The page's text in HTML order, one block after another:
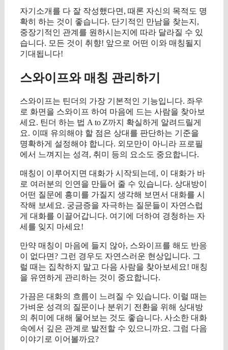
자기소개를 다 잘 작성했다면, 때론 자신의 목적도 명
확히 하는 것이 좋습니다. 단기적인 만남을 찾는지,
중장기적인 관계를 원하시는지에 따라 달라질 수 있
습니다. 모든 것이 취향! 앞으로 어떤 이와 매칭될지
기대됩니다!
스와이프와 매칭 관리하기
스와이프는 틴더의 가장 기본적인 기능입니다. 좌우
로 화면을 스와이프 하여 마음에 드는 사람을 찾아보
세요. 틴더 하는 법 A to Z까지 확실하게 알려드릴게
요. 이때 유의해야 할 점은 상대를 판단하는 기준을
명확하게 설정해야 합니다. 외모만이 아니라 프로필
에서 느껴지는 성격, 취미 등의 요소도 중요합니다.
매칭이 이루어지면 대화가 시작되는데, 이 대화가 바
로 여러분의 인연을 만들어 줄 수 있습니다. 상대방이
어떤 질문에 흥미를 가질지 생각해 보면서 대화를 시
작해 보세요. 궁금증을 자극하는 질문들이 자연스럽
게 대화를 이끌어갑니다. 여기에 더하여 경청하는 자
세를 잊지 마세요!
만약 매칭이 마음에 들지 않아, 스와이프를 해도 반응
이 없다면? 그런 경우도 자연스러운 현상입니다. 그
럴 때는 집착하지 말고 다음 사람을 찾아보세요! 매칭
을 유연하게 관리하는 것이 중요합니다.
가끔은 대화의 흐름이 느려질 수 있습니다. 이럴 때는
가벼운 성격의 질문이나 분위기 전환을 위해 상대방
의 취미에 대해 물어보는 것도 좋습니다. 사소한 대화
속에서 깊은 관계로 발전할 수 있으니까요. 그럼 다음
이야기로 이어볼까요?